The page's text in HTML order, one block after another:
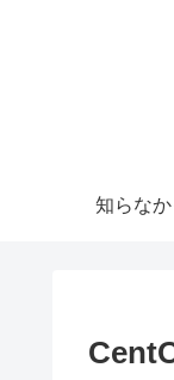
知らな